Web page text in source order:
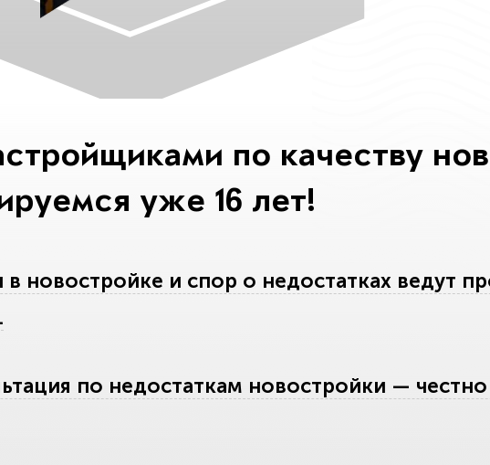
по качеству
уже 16 лет!
новостройке и спор о недостатках ведут
по недостаткам новостройки —